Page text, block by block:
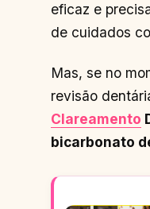
eficaz e
de cuidados
Mas, se no
revisão
Clareamento
bicarbonato